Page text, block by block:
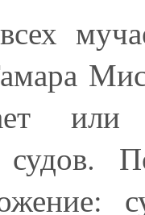
или
судов.